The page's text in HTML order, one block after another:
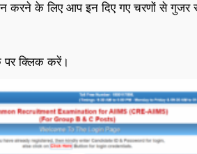
करने के लिए आप इन दिए गए चरणों से गुजर
पर क्लिक करें।